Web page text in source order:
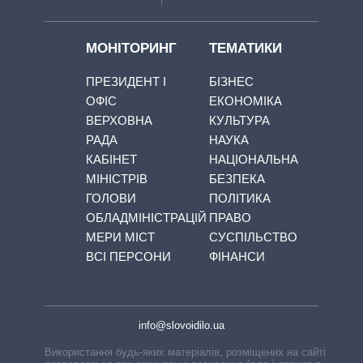
МОНІТОРИНГ
ПРЕЗИДЕНТ І
ОФІС
ВЕРХОВНА
РАДА
КАБІНЕТ
МІНІСТРІВ
ГОЛОВИ
ОБЛАДМІНІСТРАЦІЙ
МЕРИ МІСТ
ВСІ ПЕРСОНИ
ТЕМАТИКИ
БІЗНЕС
ЕКОНОМІКА
КУЛЬТУРА
НАУКА
НАЦІОНАЛЬНА
БЕЗПЕКА
ПОЛІТИКА
ПРАВО
СУСПІЛЬСТВО
ФІНАНСИ
info@slovoidilo.ua
Використання будь-яких матеріалів, розміщених на сайті,